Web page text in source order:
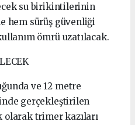
su birikintilerinin
hem sürüş güvenliği
ömrü uzatılacak.
ve 12 metre
gerçekleştirilen
olarak trimer kazıları